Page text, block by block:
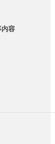
内容